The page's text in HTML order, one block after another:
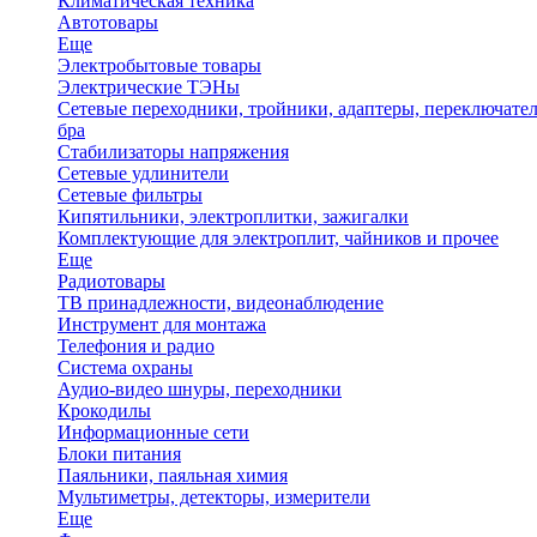
Автотовары
Еще
Электробытовые товары
Электрические ТЭНы
Сетевые переходники, тройники, адаптеры,
бра
Стабилизаторы напряжения
Сетевые удлинители
Сетевые фильтры
Кипятильники, электроплитки, зажигалки
Комплектующие для электроплит, чайников и прочее
Еще
Радиотовары
ТВ принадлежности, видеонаблюдение
Инструмент для монтажа
Телефония и радио
Система охраны
Аудио-видео шнуры, переходники
Крокодилы
Информационные сети
Блоки питания
Паяльники, паяльная химия
Мультиметры, детекторы, измерители
Еще